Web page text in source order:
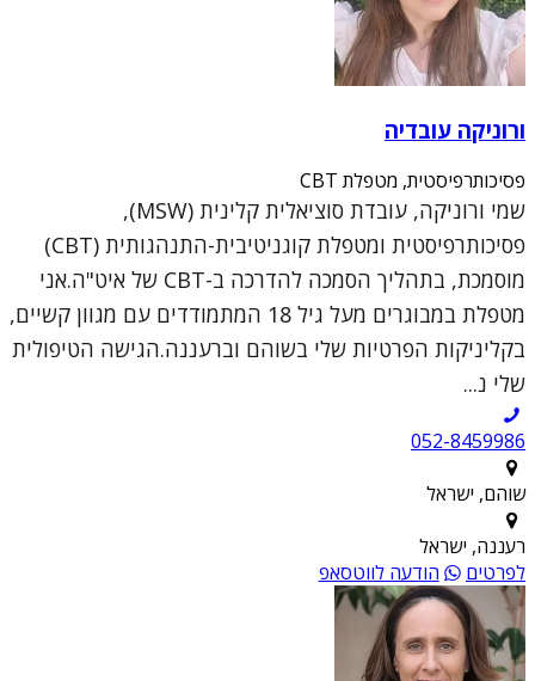
ורוניקה עובדיה
פסיכותרפיסטית, מטפלת CBT
שמי ורוניקה, עובדת סוציאלית קלינית (MSW),
פסיכותרפיסטית ומטפלת קוגניטיבית-התנהגותית (CBT)
מוסמכת, בתהליך הסמכה להדרכה ב-CBT של איט"ה.אני
מטפלת במבוגרים מעל גיל 18 המתמודדים עם מגוון קשיים,
בקליניקות הפרטיות שלי בשוהם וברעננה.הגישה הטיפולית
שלי נ...
052-8459986
שוהם, ישראל
רעננה, ישראל
לפרטים
הודעה לווטסאפ